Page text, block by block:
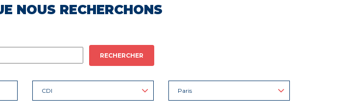
NOUS RECHERCHONS
RECHERCHER
CDI Paris